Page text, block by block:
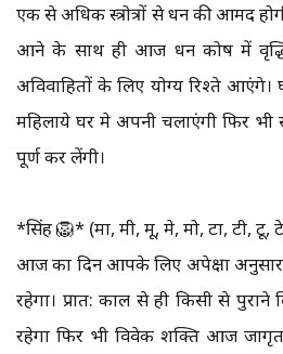
एक से अधिक स्त्रोत्रों से धन की आमद
आने के साथ ही आज धन कोष में वृद्धि
अविवाहितों के लिए योग्य रिश्ते
महिलाये घर मे अपनी चलाएंगी फिर भी
पूर्ण कर लेंगी।
*सिंह 🦁* (मा, मी, मू, मे, मो, टा, टी, टू,
आज का दिन आपके लिए अपेक्षा
रहेगा। प्रात: काल से ही किसी से
रहेगा फिर भी विवेक शक्ति आज